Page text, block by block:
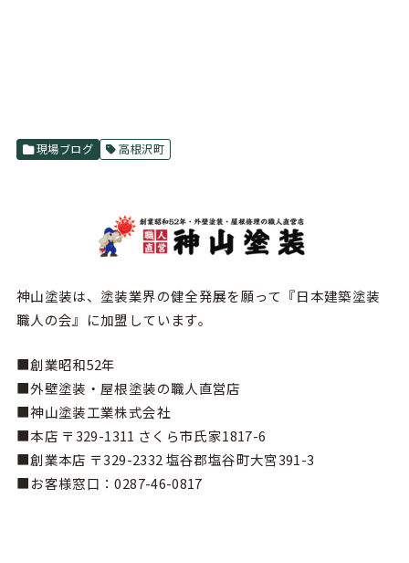
現場ブログ 高根沢町
神山塗装は、塗装業界の健全発展を願って『日本建築塗装
職人の会』に加盟しています。
■創業昭和52年
■外壁塗装・屋根塗装の職人直営店
■神山塗装工業株式会社
■本店 〒329-1311 さくら市氏家1817-6
■創業本店 〒329-2332 塩谷郡塩谷町大宮391-3
■お客様窓口：0287-46-0817